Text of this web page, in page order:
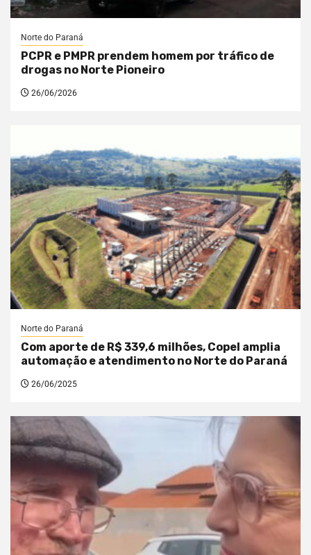
Norte do Paraná
PCPR e PMPR prendem homem por tráfico de
drogas no Norte Pioneiro
26/06/2026
Norte do Paraná
Com aporte de R$ 339,6 milhões, Copel amplia
automação e atendimento no Norte do Paraná
26/06/2025